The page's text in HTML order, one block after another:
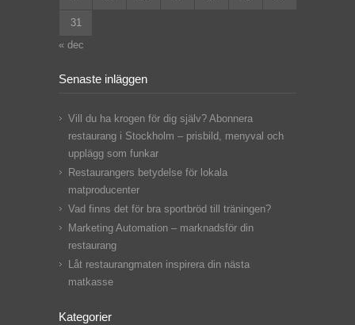
31
« dec
Senaste inläggen
Vill du ha krogen för dig själv? Abonnera
restaurang i Stockholm – prisbild, menyval och
upplägg som funkar
Restaurangers betydelse för lokala
matproducenter
Vad finns det för bra sportbröd till träningen?
Marketing Automation – marknadsför din
restaurang
Låt restaurangmaten inspirera din nästa
matkasse
Kategorier